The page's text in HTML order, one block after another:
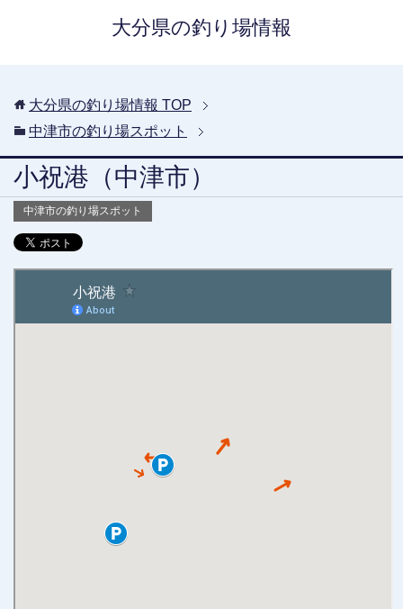
大分県の釣り場情報
大分県の釣り場情報 TOP
中津市の釣り場スポット
小祝港（中津市）
中津市の釣り場スポット